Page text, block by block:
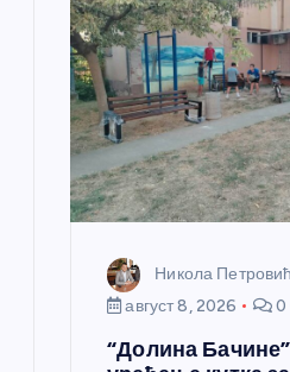
Никола Петровић
август 8, 2026
0
“Долина